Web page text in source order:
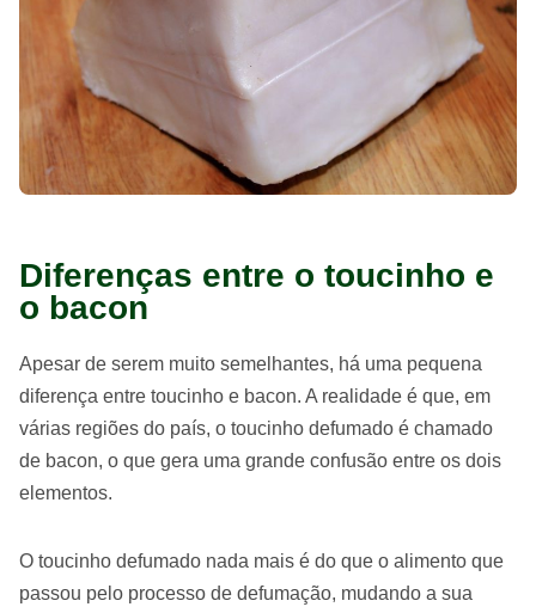
Diferenças entre o toucinho e
o bacon
Apesar de serem muito semelhantes, há uma pequena
diferença entre toucinho e bacon. A realidade é que, em
várias regiões do país, o toucinho defumado é chamado
de bacon, o que gera uma grande confusão entre os dois
elementos.
O toucinho defumado nada mais é do que o alimento que
passou pelo processo de defumação, mudando a sua